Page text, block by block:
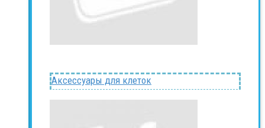
Аксессуары для клеток